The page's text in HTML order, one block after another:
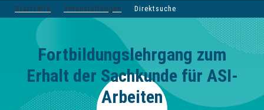
Startseite Veranstaltungen Direktsuche
Fortbildungslehrgang zum
Erhalt der Sachkunde für ASI-
Arbeiten